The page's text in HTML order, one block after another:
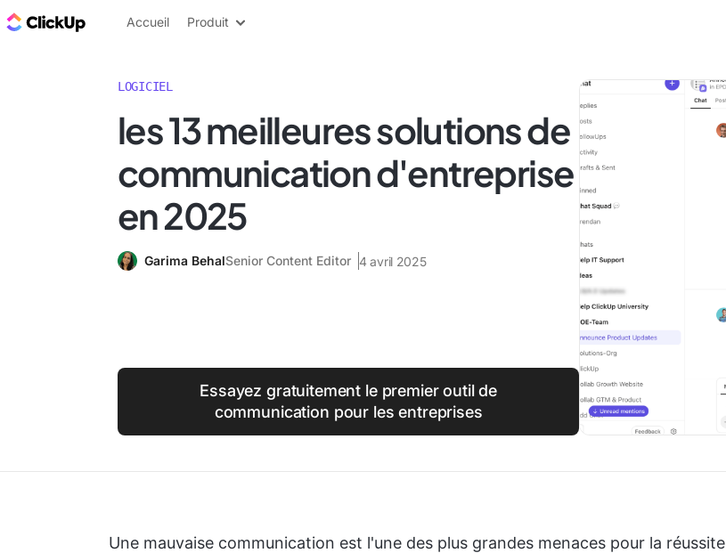
ClickUp Blog
Accueil Produit
LOGICIEL
les 13 meilleures solutions de
communication d'entreprise
en 2025
Garima BehalSenior Content Editor 4 avril 2025
Essayez gratuitement le premier outil de
communication pour les entreprises
Une mauvaise communication est l'une des plus grandes menaces pour la réussite